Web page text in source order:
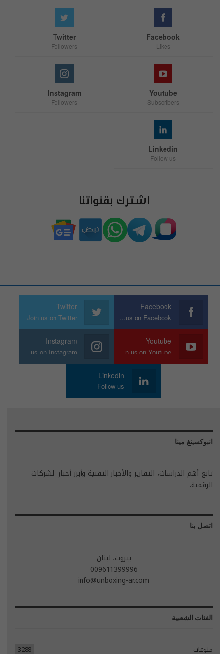
Facebook
Likes
Twitter
Followers
Youtube
Subscribers
Instagram
Followers
Linkedin
Follow us
اشترك بقنواتنا
Facebook
Join us on Facebook
Twitter
Join us on Twitter
Youtube
Join us on Youtube
Instagram
Join us on Instagram
Linkedin
Follow us
انبوكسينغ مينا
تابع أهم الدراسات، التقارير والأخبار التقنية وأبرز أخبار الشركات
الرقمية.
اتصل بنا
بيروت، لبنان
009611399996
info@unboxing-ar.com
الفئات الشعبية
منوعات 3288